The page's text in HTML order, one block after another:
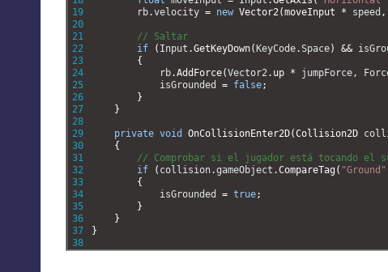
19
20
21
22
23
24
25
26
27
28
29
30
31
32
33
34
35
36
37
38
rb.velocity = new Vector2(moveInput * speed ,
// Saltar
if
( Input .GetKeyDown( KeyCode.Space) &&
{
rb.AddForce(Vector2. up * jumpForce,
isGrounded
= false;
}
}
private void OnCollisionEnter2D(Collision2D
{
// Comprobar si el jugador está tocando el
if
( collision.gameObject .CompareTag ( "Ground"
{
isGrounded
= true;
}
}
}